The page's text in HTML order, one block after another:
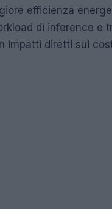
efficienza
di inference e
impatti diretti sui